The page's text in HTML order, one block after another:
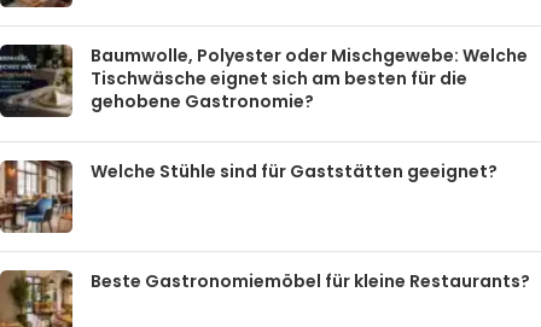
Baumwolle, Polyester oder Mischgewebe: Welche
Tischwäsche eignet sich am besten für die
gehobene Gastronomie?
Welche Stühle sind für Gaststätten geeignet?
Beste Gastronomiemöbel für kleine Restaurants?